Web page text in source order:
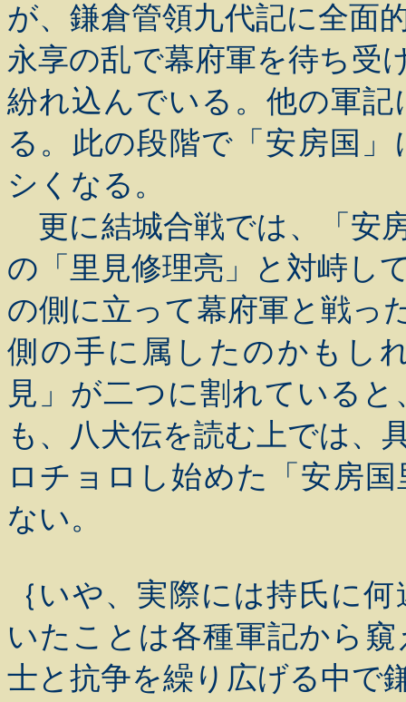
が、鎌倉管領九代記に全面
永享の乱で幕府軍を待ち受
紛れ込んでいる。他の軍
る。此の段階で「安房国
シくなる。
更に結城合戦では、「安
の「里見修理亮」と対峙し
の側に立って幕府軍と戦っ
側の手に属したのかもし
見」が二つに割れている
も、八犬伝を読む上では、
ロチョロし始めた「安房
ない。
｛いや、実際には持氏に
いたことは各種軍記から
士と抗争を繰り広げる中で